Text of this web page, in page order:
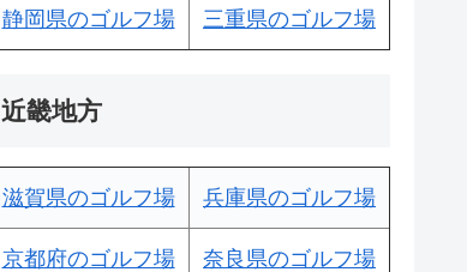
静岡県のゴルフ場 三重県のゴルフ場
近畿地方
滋賀県のゴルフ場 兵庫県のゴルフ場
京都府のゴルフ場 奈良県のゴルフ場